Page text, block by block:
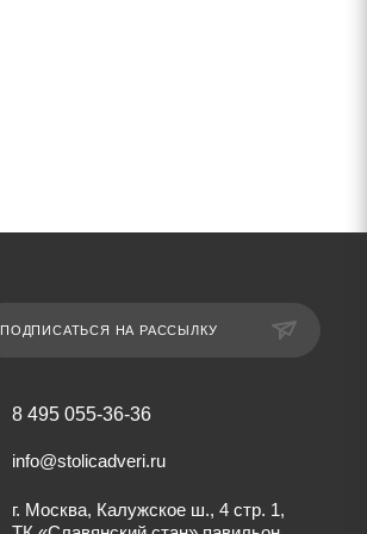
ПОДПИСАТЬСЯ НА РАССЫЛКУ
8 495 055-36-36
info@stolicadveri.ru
г. Москва, Калужское ш., 4 стр. 1,